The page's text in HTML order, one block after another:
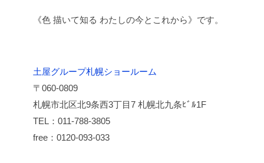
《色 描いて知る わたしの今とこれから》です。
土屋グループ札幌ショールーム
〒060-0809
札幌市北区北9条西3丁目7 札幌北九条ﾋﾞﾙ1F
TEL：011-788-3805
free：0120-093-033